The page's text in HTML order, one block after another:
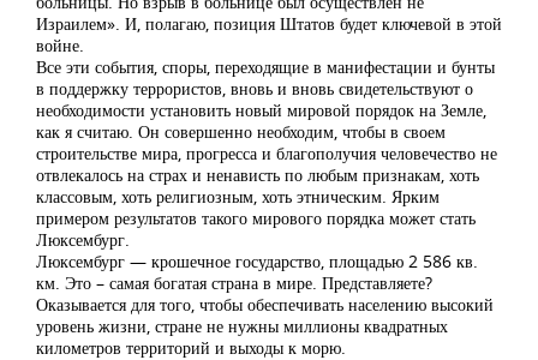
Израилем». И, полагаю, позиция Штатов будет ключевой в этой
войне.
Все эти события, споры, переходящие в манифестации и бунты
в поддержку террористов, вновь и вновь свидетельствуют о
необходимости установить новый мировой порядок на Земле,
как я считаю. Он совершенно необходим, чтобы в своем
строительстве мира, прогресса и благополучия человечество не
отвлекалось на страх и ненависть по любым признакам, хоть
классовым, хоть религиозным, хоть этническим. Ярким
примером результатов такого мирового порядка может стать
Люксембург.
Люксембург — крошечное государство, площадью 2 586 кв.
км. Это – самая богатая страна в мире. Представляете?
Оказывается для того, чтобы обеспечивать населению высокий
уровень жизни, стране не нужны миллионы квадратных
километров территорий и выходы к морю.